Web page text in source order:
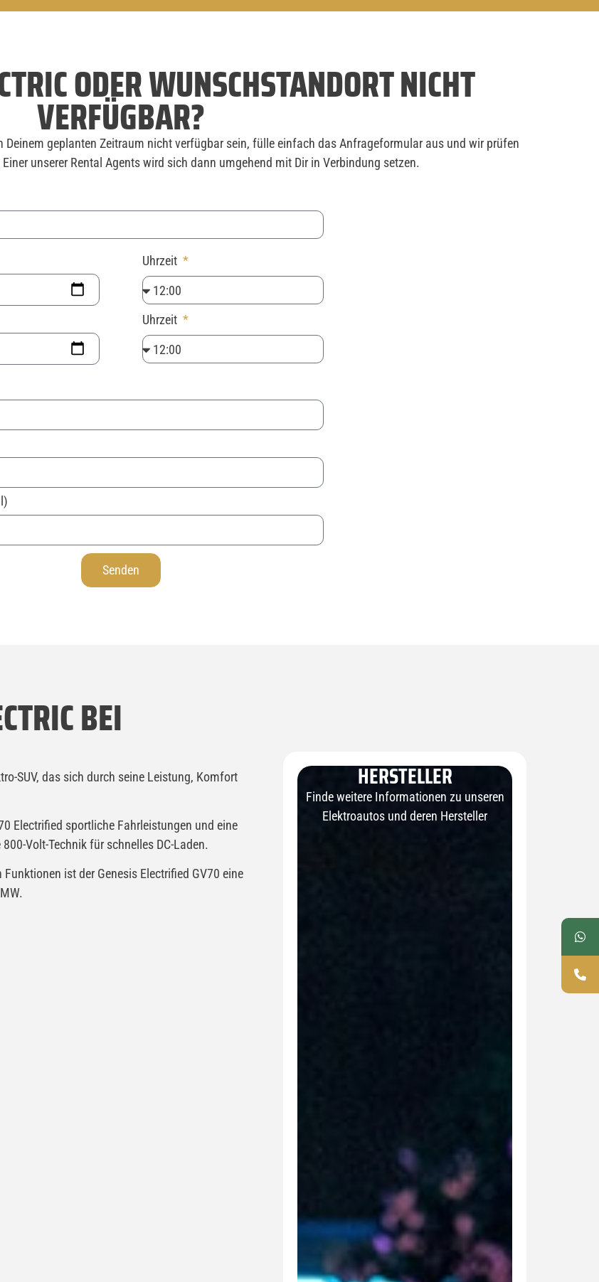
ODER WUNSCHSTANDORT NICHT
VERFÜGBAR?
Deinem geplanten Zeitraum nicht verfügbar sein, fülle einfach das Anfrageformular aus und wir prüfen
unserer Rental Agents wird sich dann umgehend mit Dir in Verbindung setzen.
Uhrzeit
Uhrzeit
Senden
BEI
SUV, das sich durch seine Leistung, Komfort
Electrified sportliche Fahrleistungen und eine
Volt-Technik für schnelles DC-Laden.
ist der Genesis Electrified GV70 eine
HERSTELLER
Finde weitere Informationen zu unseren
Elektroautos und deren Hersteller